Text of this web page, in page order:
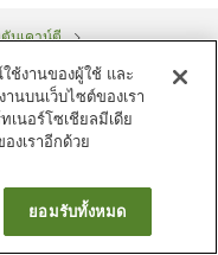
นเคาน์ตี
ช้งานของผู้ใช้ และ
นบนเว็บไซต์ของเรา
เนอร์โซเชียลมีเดีย
งเราอีกด้วย
ยอมรับทั้งหมด